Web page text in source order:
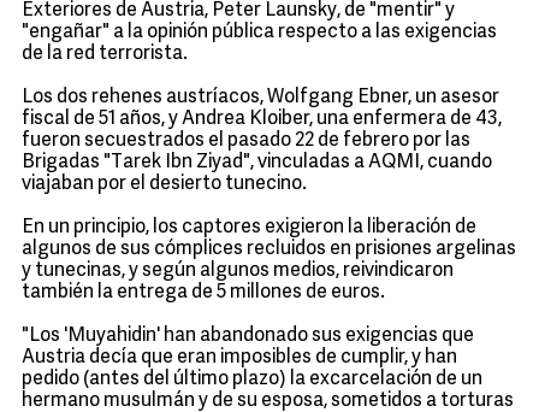
Exteriores de Austria, Peter Launsky, de "mentir" y
"engañar" a la opinión pública respecto a las exigencias
de la red terrorista.
Los dos rehenes austríacos, Wolfgang Ebner, un asesor
fiscal de 51 años, y Andrea Kloiber, una enfermera de 43,
fueron secuestrados el pasado 22 de febrero por las
Brigadas "Tarek Ibn Ziyad", vinculadas a AQMI, cuando
viajaban por el desierto tunecino.
En un principio, los captores exigieron la liberación de
algunos de sus cómplices recluidos en prisiones argelinas
y tunecinas, y según algunos medios, reivindicaron
también la entrega de 5 millones de euros.
"Los 'Muyahidin' han abandonado sus exigencias que
Austria decía que eran imposibles de cumplir, y han
pedido (antes del último plazo) la excarcelación de un
hermano musulmán y de su esposa, sometidos a torturas